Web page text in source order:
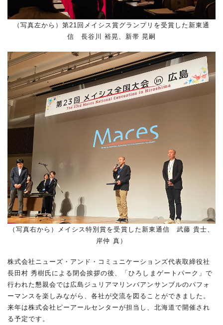
（写真左から）第21回メイシス賞グランプリを受賞した新東通
信 長谷川 裕晃、新帯 晃嗣
（写真右から）メイシス特別賞を受賞した新東通信 武藤 貴士、
岸仲 真）
株式会社ニューズ・アンド・コミュニケーションズ代表取締役社
長田村 秀樹氏による閉会挨拶の後、「ひろしまゲートパーク」で
行われた懇親会では広島ジュリアマリンバアンサンブルのパフォ
ーマンスを楽しみながら、各社が交流を図ることができました。
来年は株式会社ピーアールセンターが担当し、北海道で開催され
る予定です。